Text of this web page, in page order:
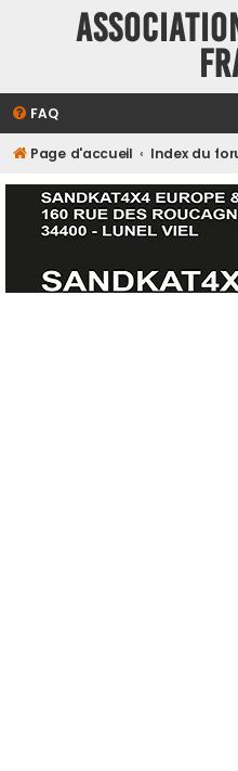
FAQ
Page d'accueil Index du